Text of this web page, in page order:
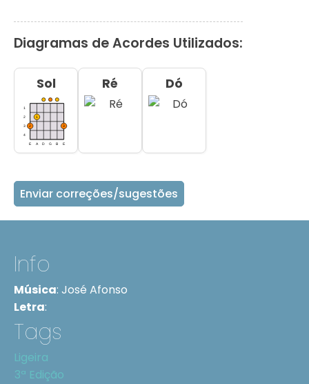
Diagramas de Acordes Utilizados:
Sol Ré Dó
Enviar correções/sugestões
Info
Música: José Afonso
Letra:
Tags
Ligeira
3ª Edição